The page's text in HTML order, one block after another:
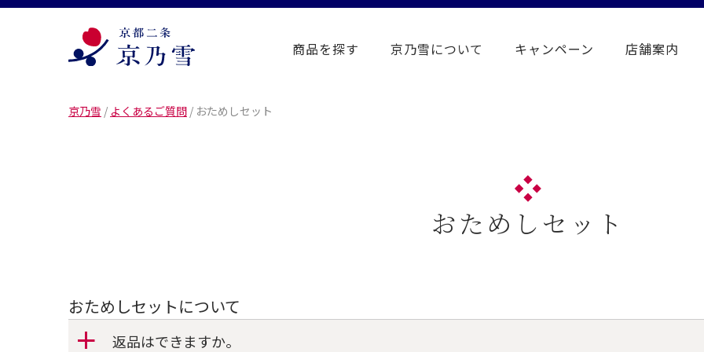
商品を探す 京乃雪について キャンペーン 店舗案内
京乃雪 / よくあるご質問 / おためしセット
おためしセット
おためしセットについて
a 返品はできますか。